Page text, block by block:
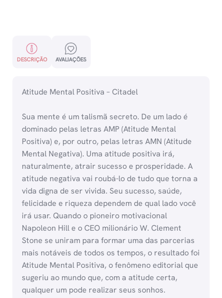
DESCRIÇÃO AVALIAÇÕES
Atitude Mental Positiva – Citadel
Sua mente é um talismã secreto. De um lado é
dominado pelas letras AMP (Atitude Mental
Positiva) e, por outro, pelas letras AMN (Atitude
Mental Negativa). Uma atitude positiva irá,
naturalmente, atrair sucesso e prosperidade. A
atitude negativa vai roubá-lo de tudo que torna a
vida digna de ser vivida. Seu sucesso, saúde,
felicidade e riqueza dependem de qual lado você
irá usar. Quando o pioneiro motivacional
Napoleon Hill e o CEO milionário W. Clement
Stone se uniram para formar uma das parcerias
mais notáveis de todos os tempos, o resultado foi
Atitude Mental Positiva, o fenômeno editorial que
sugeriu ao mundo que, com a atitude certa,
qualquer um pode realizar seus sonhos.